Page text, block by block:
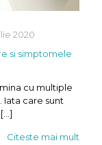
2020
si simptomele
cu multiple
care sunt
[…]
Citeste mai mult